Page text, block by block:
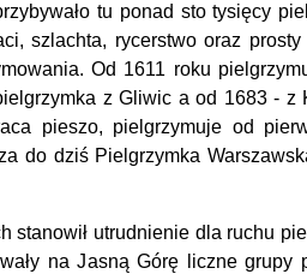
tu ponad sto tysięcy
szlachta, rycerstwo oraz
Od 1611 roku
z Gliwic a od 1683 - z
pieszo, pielgrzymuje od
do dziś Pielgrzymka
stanowił utrudnienie dla ruchu
na Jasną Górę liczne grupy